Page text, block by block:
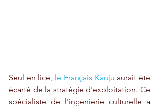
Seul en lice, le Français Kanju aurait été
écarté de la stratégie d'exploitation. Ce
spécialiste de l'ingénierie culturelle a